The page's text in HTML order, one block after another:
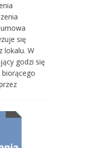
się
lokalu. W
godzi się
biorącego